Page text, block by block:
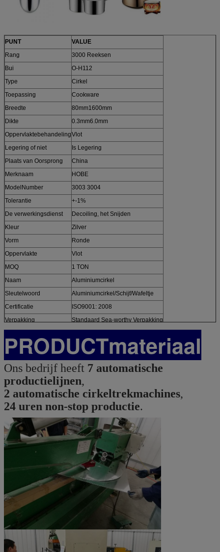
PUNT
VALUE
Rang
3000 Reeksen
Bui
O-H112
Type
Cirkel
Toepassing
Cookware
Breedte
80mm1600mm
Dikte
0.3mm6.0mm
OppervlaktebehandelingVlot
Legering of niet
Is Legering
Plaats van Oorsprong
China
Merknaam
HOBE
ModelNumber
3003 3004
Tolerantie
+-1%
De verwerkingsdienst
Decoiling, het Snijden
Kleur
Zilver
Vorm
Ronde
Oppervlakte
Vlot
MOQ
1 TON
Naam
Aluminiumcirkel
Sleutelwoord
Aluminiumcirkel/Schijf/Wafeltje
Certificatie
ISO9001: 2008
Verpakking
Standaard Sea-worthy Verpakking
PRODUCTmateriaal
Ons bedrijf heeft 7 automatische
productielijnen,
2 automatische cirkeltrekmachines,
24 uren non-stop productie.